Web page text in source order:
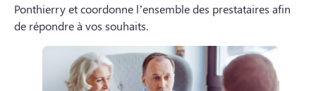
Ponthierry et coordonne l’ensemble des prestataires afin
de répondre à vos souhaits.